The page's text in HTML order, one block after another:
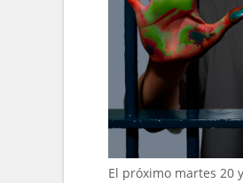
El próximo martes 20